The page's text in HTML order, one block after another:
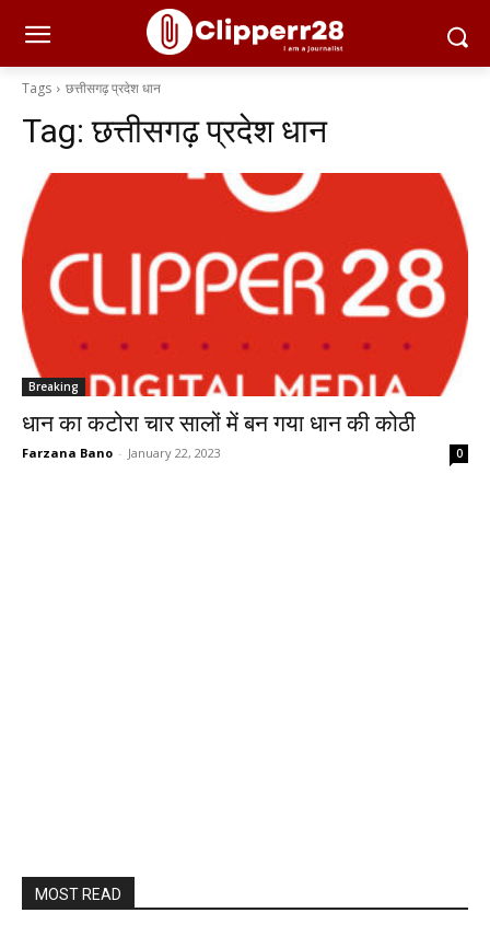
Tags छत्तीसगढ़ प्रदेश धान
Tag:छत्तीसगढ़ प्रदेश धान
Breaking
धान का कटोरा चार सालों में बन गया धान की कोठी
Farzana Bano - January 22, 2023 0
MOST READ